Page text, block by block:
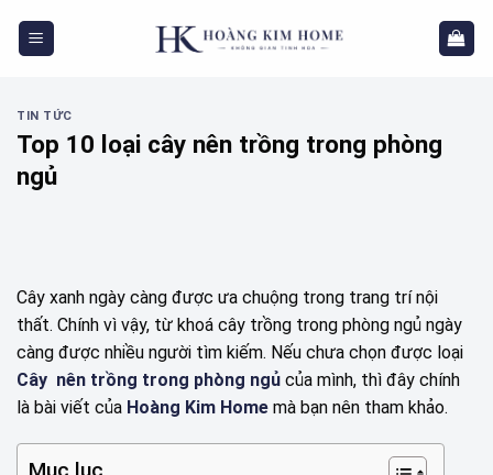
TIN TỨC
Top 10 loại cây nên trồng trong phòng
ngủ
Cây xanh ngày càng được ưa chuộng trong trang trí nội
thất. Chính vì vậy, từ khoá cây trồng trong phòng ngủ ngày
càng được nhiều người tìm kiếm. Nếu chưa chọn được loại
Cây nên trồng trong phòng ngủ của mình, thì đây chính
là bài viết của Hoàng Kim Home mà bạn nên tham khảo.